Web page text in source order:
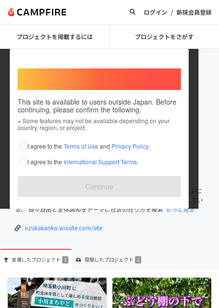
ログイン / 新規会員登録
プロジェクトを掲載するには プロジェクトをさがす
This site is available to users outside Japan. Before
continuing, please confirm the following.
※ Some features may not be available depending on your
country, region, or project.
I agree to the Terms of Use and Privacy Policy.
I agree to the International Support Terms.
Continue
イイヅカ観光@群馬県高山村
これまでに3回支援して1件のプロジェクトを投稿しています
在住国：日本 現在地：未設定
出身国：日本 出身地：未設定
社員一人ひとりが自分のやりたいことをやりつつ、お互いのやりたいこ
とや成長をサポートしながら、全員が楽しく過ごせる空間を創作してい
る。 個々自由と全体調和をテーマに社会の在り方を模索 もっと見る
iizukakanko.wixsite.com/site
支援したプロジェクト 3 投稿したプロジェクト 1